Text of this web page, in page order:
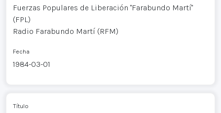
Fuerzas Populares de Liberación "Farabundo Martí"
(FPL)
Radio Farabundo Martí (RFM)
Fecha
1984-03-01
Título